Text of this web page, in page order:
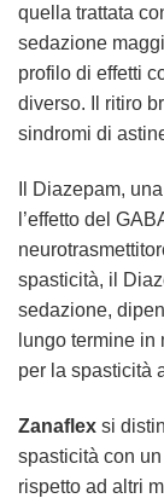
quella trattata
sedazione
profilo di effetti
diverso. Il ritiro
sindromi di
Il Diazepam,
l’effetto del
spasticità, il
sedazione,
lungo termine
per la spasticità
Zanaflex si
spasticità con
rispetto ad altri